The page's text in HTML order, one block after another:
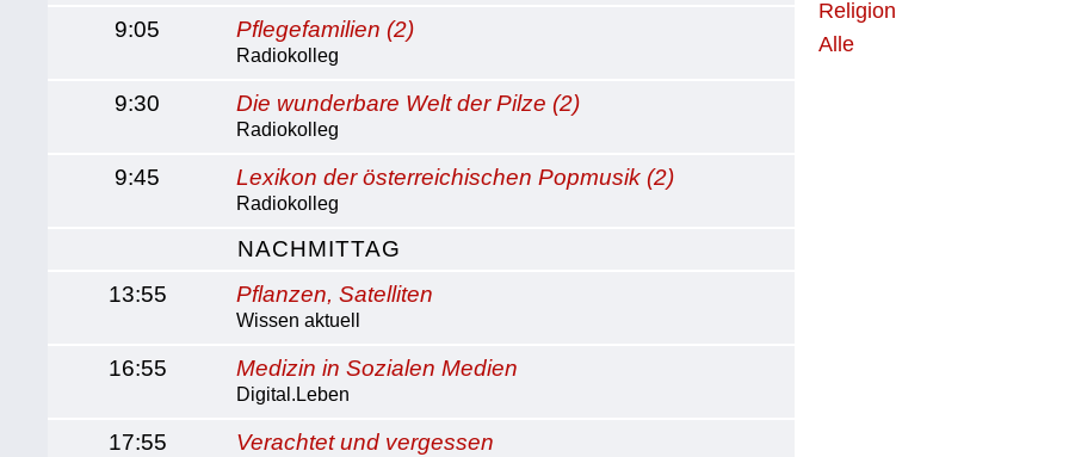
Religion
Alle
9:05
Pflegefamilien (2)
Radiokolleg
9:30 Die wunderbare Welt der Pilze (2)
Radiokolleg
9:45 Lexikon der österreichischen Popmusik (2)
Radiokolleg
NACHMITTAG
13:55
Pflanzen, Satelliten
Wissen aktuell
16:55 Medizin in Sozialen Medien
Digital.Leben
17:55 Verachtet und vergessen